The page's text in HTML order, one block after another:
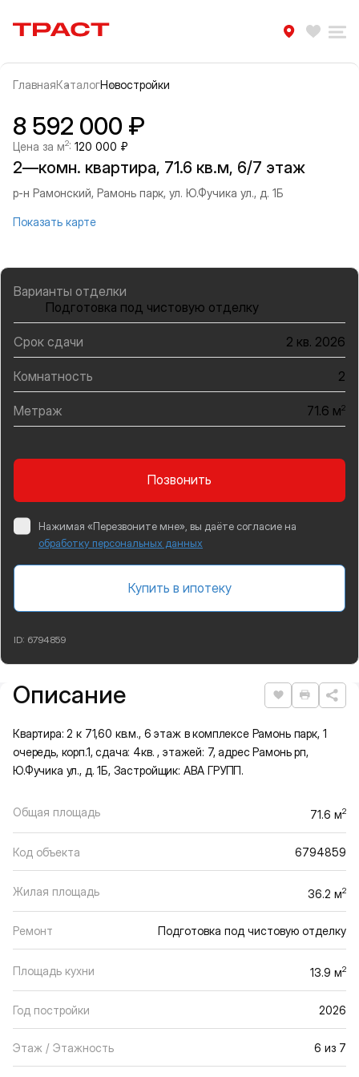
Траст | Служба недвижимости
ГлавнаяКаталогНовостройки
Информация об объекте
Галерея
8 592 000 ₽
Цена за м2: 120 000 ₽
2—комн. квартира, 71.6 кв.м, 6/7 этаж
р-н Рамонский, Рамонь парк, ул. Ю.Фучика ул., д. 1Б
Показать карте
Варианты отделки
Подготовка под чистовую отделку
Срок сдачи 2 кв. 2026
Комнатность 2
Метраж 71.6 м2
Позвонить
Нажимая «Перезвоните мне», вы даёте согласие на
обработку персональных данных
Купить в ипотеку
ID: 6794859
Подробная информация
Описание Нравится
Квартира: 2 к 71,60 кв.м., 6 этаж в комплексе Рамонь парк, 1
очередь, корп.1, сдача: 4кв. , этажей: 7, адрес Рамонь рп,
Ю.Фучика ул., д. 1Б, Застройщик: АВА ГРУПП.
Общая площадь 71.6 м2
Код объекта 6794859
Жилая площадь 36.2 м2
Ремонт Подготовка под чистовую отделку
Площадь кухни 13.9 м2
Год постройки 2026
Этаж / Этажность 6 из 7